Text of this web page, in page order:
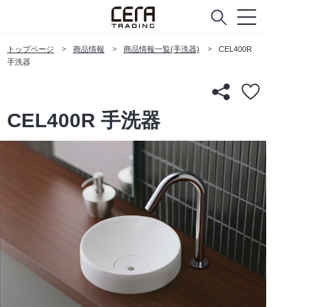
トップページ 商品情報 商品情報一覧(手洗器)
CEL400R
手洗器
CEL400R 手洗器